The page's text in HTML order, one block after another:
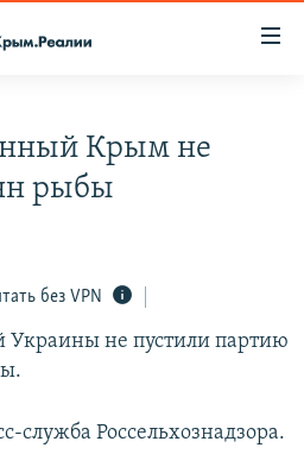
КРЫМА
11 ИСТОРИЙ СОПРОТИВЛЕНИЯ
Крым не
рыбы
без VPN
Украины не пустили партию
служба Россельхознадзора.